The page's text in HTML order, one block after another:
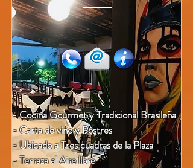
- Cocina Gourmet y Tradicional Brasileña
- Carta de vino y Postres
- Ubicado a Tres cuadras de la Plaza
- Terraza al Aire libre